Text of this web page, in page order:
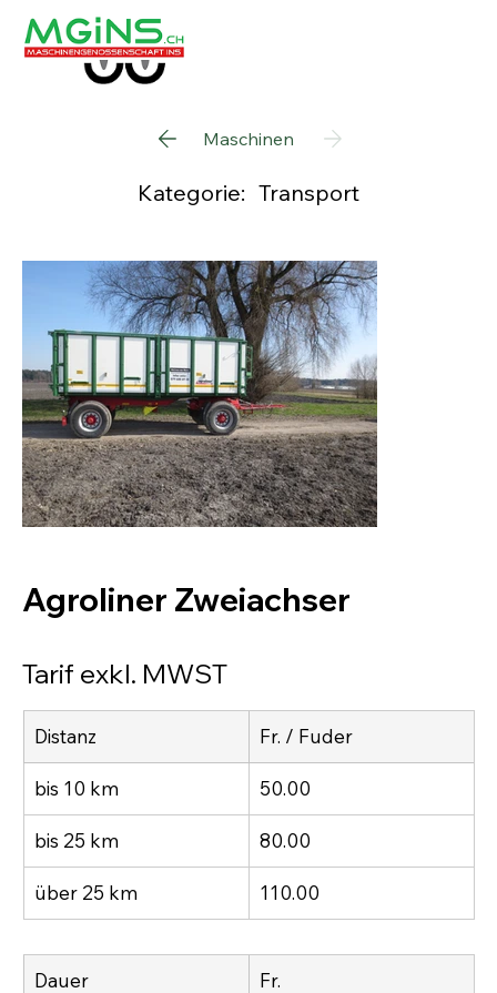
Tarif exkl. MWST
Distanz Fr. / Fuder
bis 10 km 50.00
bis 25 km 80.00
über 25 km 110.00
Dauer Fr.
Agroliner Zweiachser
Maschinen
Kategorie: Transport